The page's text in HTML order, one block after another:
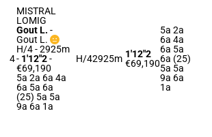
4
MISTRAL
LOMIG
Gout L. -
Gout L.
H/4 - 2925m
- 1'12"2-
€69,190
5a 2a 6a 4a
6a 5a 6a
(25) 5a 5a
9a 6a 1a
H/42925m 1'12"2
€69,190
5a 2a
6a 4a
6a 5a
6a (25)
5a 5a
9a 6a
1a